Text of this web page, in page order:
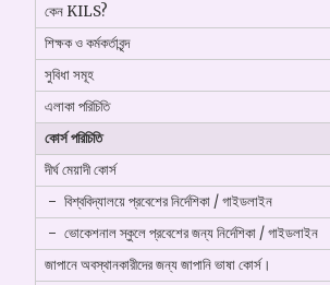
কেন KILS?
শিক্ষক ও কর্মকর্তাবৃন্দ
সুবিধা সমূহ
এলাকা পরিচিতি
কোর্স পরিচিতি
দীর্ঘ মেয়াদী কোর্স
বিশ্ববিদ্যালয়ে প্রবেশের নির্দেশিকা / গাইডলাইন
ভোকেশনাল স্কুলে প্রবেশের জন্য নির্দেশিকা / গাইডলাইন
জাপানে অবস্থানকারীদের জন্য জাপানি ভাষা কোর্স।